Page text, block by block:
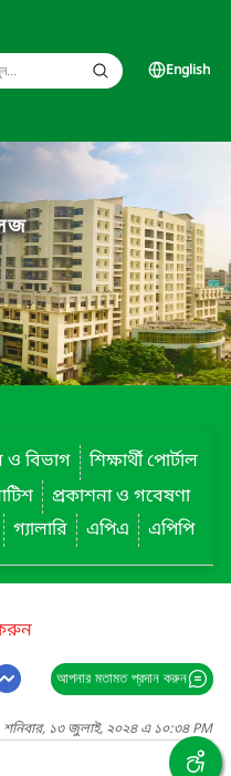
English
ও বিভাগ
শিক্ষার্থী পোর্টাল
প্রকাশনা ও গবেষণা
গ্যালারি এপিএ এপিপি
আপনার মতামত প্রদান করুন
শনিবার, ১৩ জুলাই, ২০২৪ এ ১০:৩৪ PM